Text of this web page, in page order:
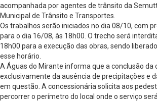
acompanhada por agentes de trânsito da
Municipal de Trânsito e Transportes.
Os trabalhos serão iniciados no dia 08/10, com
para o dia 16/08, às 18h00. O trecho será
18h00 para a execução das obras, sendo
esse horário.
A Águas do Mirante informa que a conclusão da
exclusivamente da ausência de precipitações e
em questão. A concessionária solicita aos
percorrer o perímetro do local onde o serviço